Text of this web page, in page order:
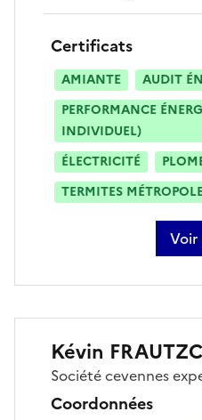
Certificats
AMIANTE
AUDIT
PERFORMANCE
INDIVIDUEL)
ÉLECTRICITÉ
TERMITES
Voir
sur
Kévin
Sociétécevennes
Coordonnées